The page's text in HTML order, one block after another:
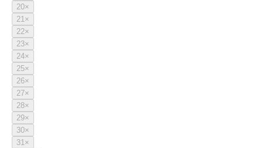
20×
21×
22×
23×
24×
25×
26×
27×
28×
29×
30×
31×